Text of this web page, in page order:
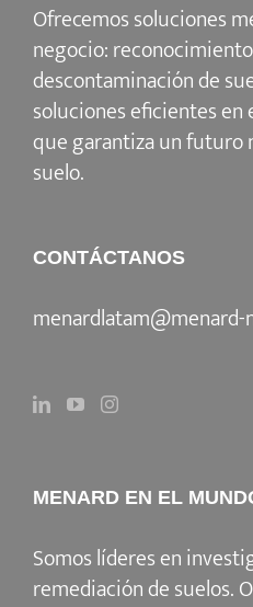
Ofrecemos soluciones
negocio:
descontaminación de
soluciones eficientes en
que garantiza un futuro
suelo.
CONTÁCTANOS
menardlatam@menard-
MENARD EN EL
Somos líderes en
remediación de suelos.